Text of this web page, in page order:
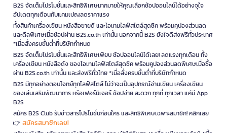
B2S จัดเต็มโปรโมชั่นและสิทธิพิเศษมากมายให้คุณเลือกช้อปออนไลน์ได้อย่างจุใจ
อัปเดตทุกเดือนกับแคมเปญลดราคาแรง
ทั้งสินค้าเครื่องเขียน หนังสือขายดี และไอเทมไลฟ์สไตล์สุดชิค พร้อมคูปองส่วนลด
และดีลพิเศษเมื่อช้อปผ่าน B2S.co.th เท่านั้น นอกจากนี้ B2S ยังใจดีส่งฟรีทั่วประเทศ
*เมื่อสั่งครบขั้นต่ำที่บริษัทกำหนด
B2S จัดเต็มโปรโมชั่นและสิทธิพิเศษเพียบ ช้อปออนไลน์ได้เลย! ลดแรงทุกเดือน ทั้ง
เครื่องเขียน หนังสือดัง ของไอเทมไลฟ์สไตล์สุดชิค พร้อมคูปองส่วนลดพิเศษเมื่อซื้อ
ผ่าน B2S.co.th เท่านั้น และส่งฟรีทั่วไทย *เมื่อสั่งครบขั้นต่ำที่บริษัทกำหนด
B2S มีทุกอย่างตอบโจทย์ทุกไลฟ์สไตล์ ไม่ว่าจะเป็นอุปกรณ์อ่านเขียน เครื่องเขียน
ของเล่นเสริมพัฒนาการ หรือเฟอร์นิเจอร์ ช้อปง่าย สะดวก ทุกที่ ทุกเวลา แค่มี App
B2S
สมัคร B2S Club รับข่าวสารโปรโมชั่นก่อนใคร และสิทธิพิเศษเฉพาะสมาชิก! คลิกเลย
👉 สมัครสมาชิกเลย!